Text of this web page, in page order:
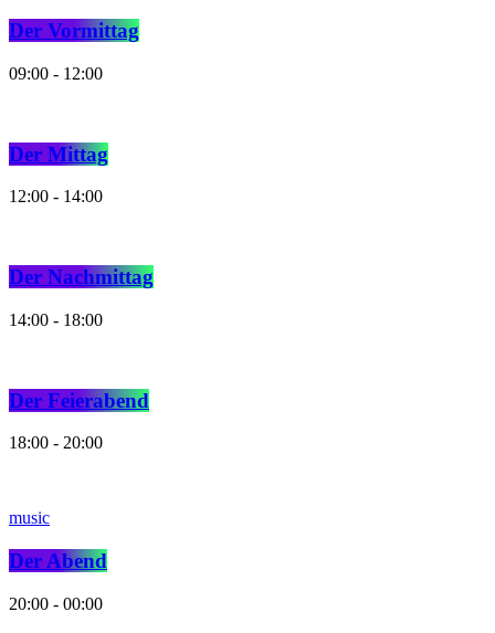
Der Vormittag
09:00 - 12:00
Der Mittag
12:00 - 14:00
Der Nachmittag
14:00 - 18:00
Der Feierabend
18:00 - 20:00
music
Der Abend
20:00 - 00:00